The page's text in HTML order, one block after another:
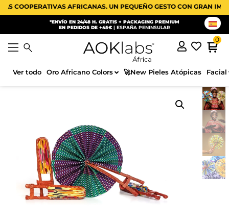
AFRICANAS. UN PEQUEÑO GESTO CON GRAN
*ENVÍO EN 24/48 H. GRATIS + PACKAGING PREMIUM
EN PEDIDOS DE +45€| ESPAÑA PENINSULAR
Ver todo Oro Africano Colors 🚀New Pieles Atópicas Facial